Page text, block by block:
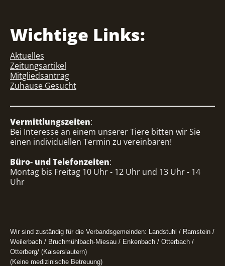
Wichtige Links:
Aktuelles
Zeitungsartikel
Mitgliedsantrag
Zuhause Gesucht
Vermittlungszeiten:
Bei Interesse an einem unserer Tiere bitten wir Sie
einen individuellen Termin zu vereinbaren!
Büro- und Telefonzeiten:
Montag bis Freitag 10 Uhr - 12 Uhr und 13 Uhr - 14
Uhr
Wir sind zuständig für die Verbandsgemeinden: Landstuhl / Ramstein /
Weilerbach / Bruchmühlbach-Miesau / Enkenbach / Otterbach /
Otterberg/ (Kaiserslautern)
(Keine medizinische Betreuung)